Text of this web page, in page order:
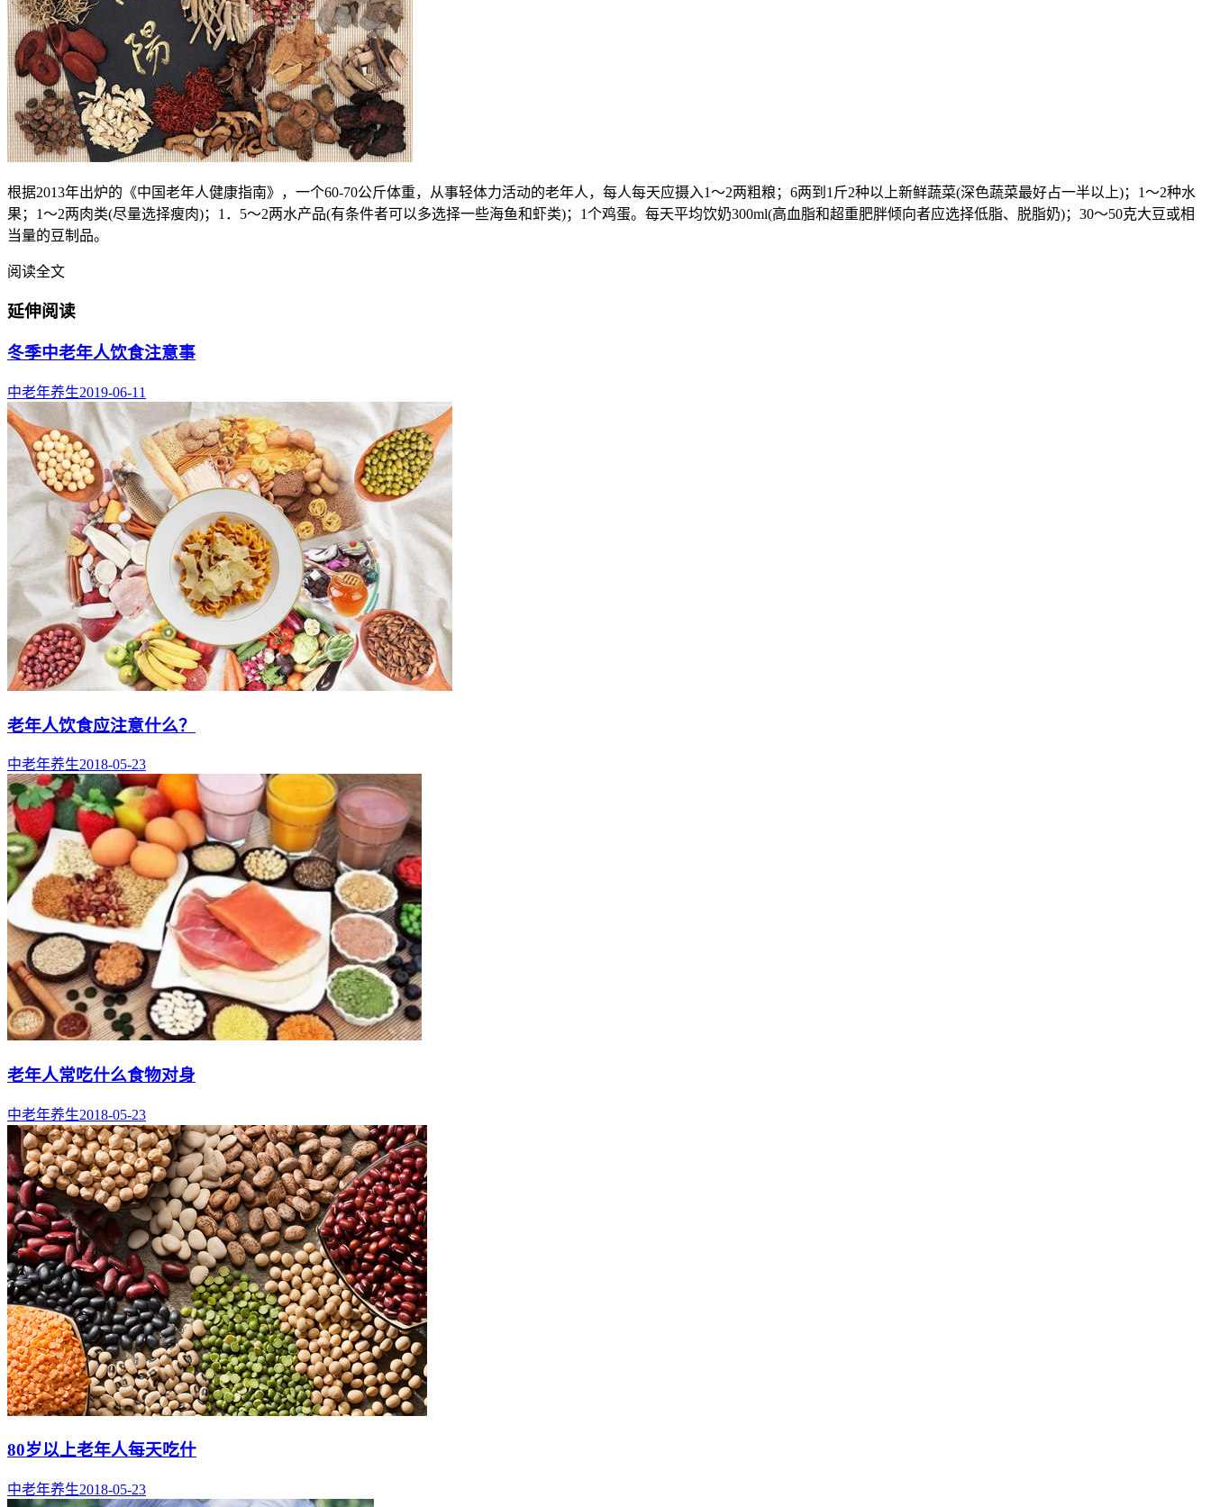
根据2013年出炉的《中国老年人健康指南》，一个60-70公斤体重，从事轻体力活动的老年人，每人每天应摄入1～2两粗粮；6两到1斤2种以上新鲜蔬菜(深色蔬菜最好占一半以上)；1～2种水
果；1～2两肉类(尽量选择瘦肉)；1．5～2两水产品(有条件者可以多选择一些海鱼和虾类)；1个鸡蛋。每天平均饮奶300ml(高血脂和超重肥胖倾向者应选择低脂、脱脂奶)；30～50克大豆或相
当量的豆制品。
阅读全文
延伸阅读
冬季中老年人饮食注意事
中老年养生2019-06-11
老年人饮食应注意什么？
中老年养生2018-05-23
老年人常吃什么食物对身
中老年养生2018-05-23
80岁以上老年人每天吃什
中老年养生2018-05-23